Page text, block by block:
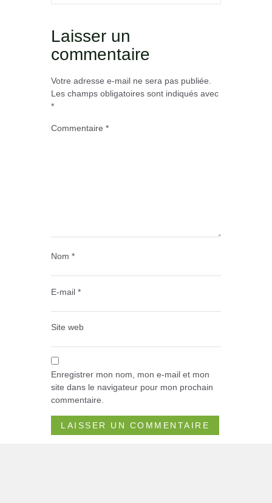
Laisser un
commentaire
Votre adresse e-mail ne sera pas publiée.
Les champs obligatoires sont indiqués avec
*
Commentaire *
Nom *
E-mail *
Site web
Enregistrer mon nom, mon e-mail et mon
site dans le navigateur pour mon prochain
commentaire.